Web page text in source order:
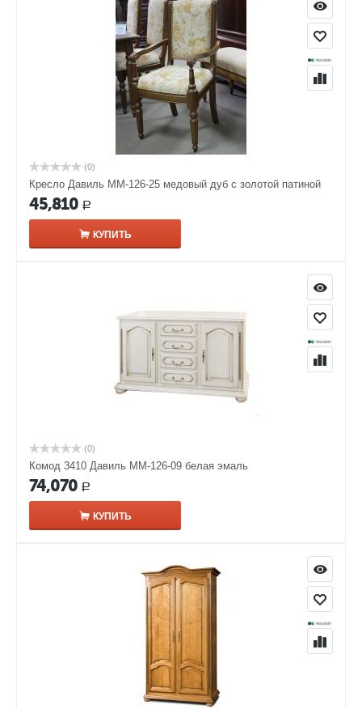
(0)
Кресло Давиль ММ-126-25 медовый дуб с золотой патиной
45,810 Р
КУПИТЬ
(0)
Комод 3410 Давиль ММ-126-09 белая эмаль
74,070 Р
КУПИТЬ